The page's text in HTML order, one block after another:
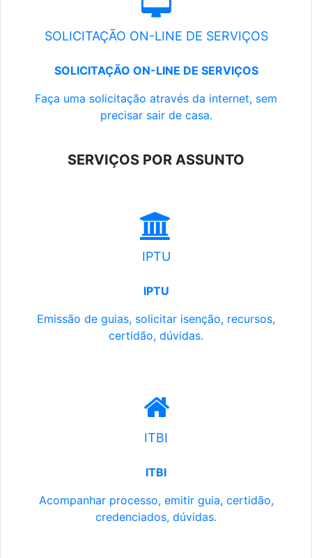
SOLICITAÇÃO ON-LINE DE SERVIÇOS
SOLICITAÇÃO ON-LINE DE SERVIÇOS
Faça uma solicitação através da internet, sem
precisar sair de casa.
SERVIÇOS POR ASSUNTO
IPTU
IPTU
Emissão de guias, solicitar isenção, recursos,
certidão, dúvidas.
ITBI
ITBI
Acompanhar processo, emitir guia, certidão,
credenciados, dúvidas.